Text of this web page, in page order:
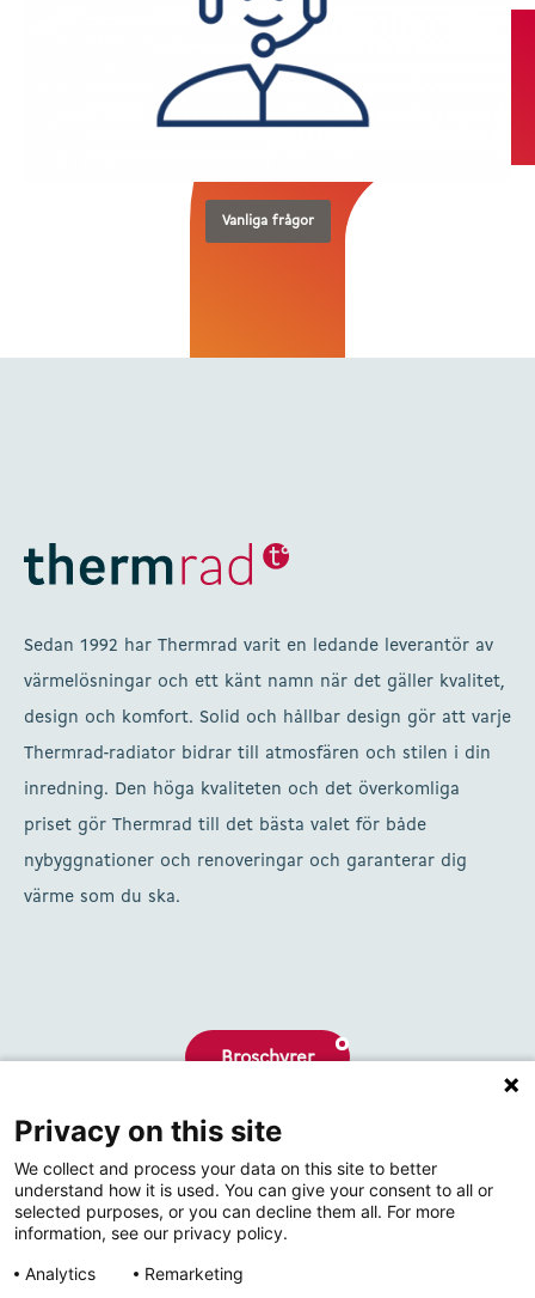
Vanliga frågor
Sedan 1992 har Thermrad varit en ledande leverantör av
värmelösningar och ett känt namn när det gäller kvalitet,
design och komfort. Solid och hållbar design gör att varje
Thermrad-radiator bidrar till atmosfären och stilen i din
inredning. Den höga kvaliteten och det överkomliga
priset gör Thermrad till det bästa valet för både
nybyggnationer och renoveringar och garanterar dig
värme som du ska.
Broschyrer
Om oss
Kontakta
Privacy on this site
We collect and process your data on this site to better
understand how it is used. You can give your consent to all or
selected purposes, or you can decline them all. For more
information, see our privacy policy.
Analytics
Remarketing